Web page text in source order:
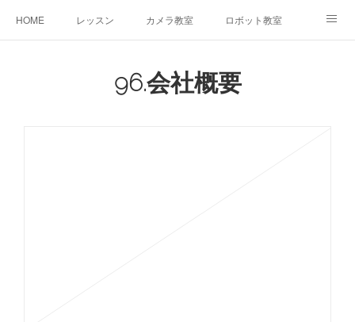
HOME レッスン カメラ教室 ロボット教室
96.会社概要